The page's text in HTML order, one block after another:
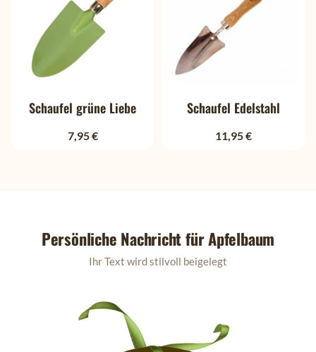
Schaufel grüne Liebe
7,95 €
Schaufel Edelstahl
11,95 €
Persönliche Nachricht fürApfelbaum
Ihr Text wird stilvoll beigelegt